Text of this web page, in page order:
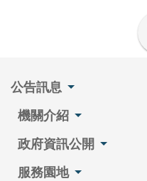
公告訊息
機關介紹
政府資訊公開
服務園地